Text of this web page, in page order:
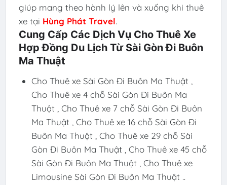
giúp mang theo hành lý lên và xuống khi thuê
xe tại Hùng Phát Travel.
Cung Cấp Các Dịch Vụ Cho Thuê Xe
Hợp Đồng Du Lịch Từ Sài Gòn Đi Buôn
Ma Thuật
Cho Thuê xe Sài Gòn Đi Buôn Ma Thuật ,
Cho Thuê xe 4 chỗ Sài Gòn Đi Buôn Ma
Thuật , Cho Thuê xe 7 chỗ Sài Gòn Đi Buôn
Ma Thuật , Cho Thuê xe 16 chỗ Sài Gòn Đi
Buôn Ma Thuật , Cho Thuê xe 29 chỗ Sài
Gòn Đi Buôn Ma Thuật , Cho Thuê xe 45 chỗ
Sài Gòn Đi Buôn Ma Thuật , Cho Thuê xe
Limousine Sài Gòn Đi Buôn Ma Thuật ..